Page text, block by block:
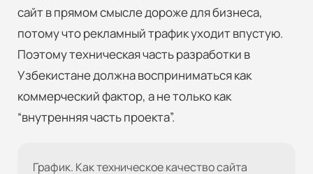
сайт в прямом смысле дороже для бизнеса,
потому что рекламный трафик уходит впустую.
Поэтому техническая часть разработки в
Узбекистане должна восприниматься как
коммерческий фактор, а не только как
“внутренняя часть проекта”.
График. Как техническое качество сайта